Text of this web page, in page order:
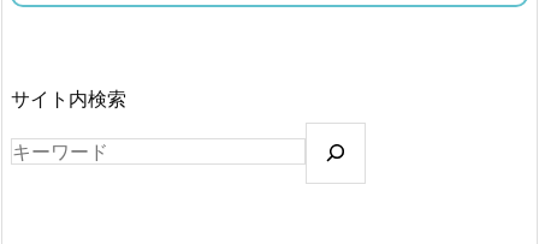
サイト内検索